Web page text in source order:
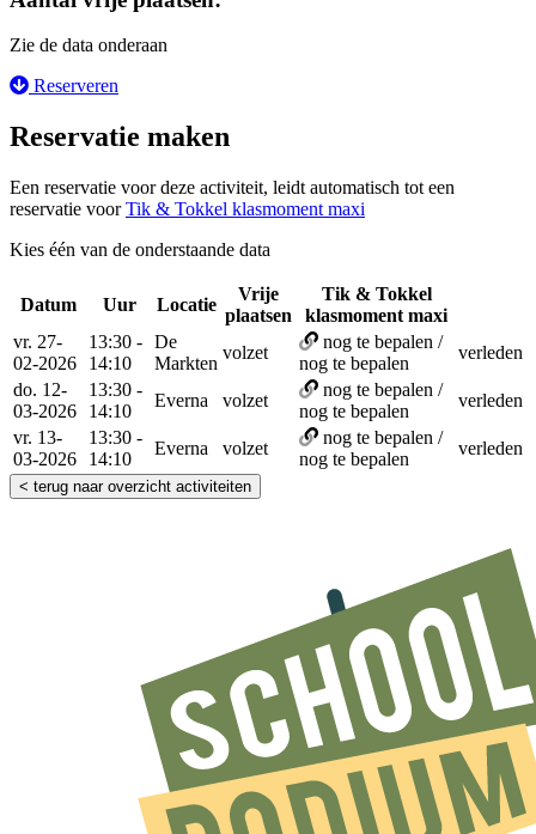
Zie de data onderaan
Reserveren
Reservatie maken
Een reservatie voor deze activiteit, leidt automatisch tot een
reservatie voorTik & Tokkel klasmoment maxi
Kies één van de onderstaande data
Datum Uur Locatie
Vrije
plaatsen
Tik & Tokkel
klasmoment maxi
vr. 27-
02-2026
13:30 -
14:10
De
Markten
volzet
nog te bepalen /
nog te bepalen
verleden
do. 12-
03-2026
13:30 -
14:10
Everna volzet
nog te bepalen /
nog te bepalen
verleden
vr. 13-
03-2026
13:30 -
14:10
Everna volzet
nog te bepalen /
nog te bepalen
verleden
< terug naar overzicht activiteiten